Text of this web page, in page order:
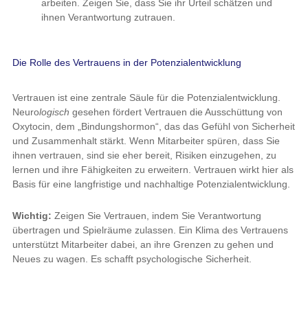
arbeiten. Zeigen Sie, dass Sie ihr Urteil schätzen und
ihnen Verantwortung zutrauen.
Die Rolle des Vertrauens in der Potenzialentwicklung
Vertrauen ist eine zentrale Säule für die Potenzialentwicklung.
Neurologisch gesehen fördert Vertrauen die Ausschüttung von
Oxytocin, dem „Bindungshormon“, das das Gefühl von Sicherheit
und Zusammenhalt stärkt. Wenn Mitarbeiter spüren, dass Sie
ihnen vertrauen, sind sie eher bereit, Risiken einzugehen, zu
lernen und ihre Fähigkeiten zu erweitern. Vertrauen wirkt hier als
Basis für eine langfristige und nachhaltige Potenzialentwicklung.
Wichtig: Zeigen Sie Vertrauen, indem Sie Verantwortung
übertragen und Spielräume zulassen. Ein Klima des Vertrauens
unterstützt Mitarbeiter dabei, an ihre Grenzen zu gehen und
Neues zu wagen. Es schafft psychologische Sicherheit.